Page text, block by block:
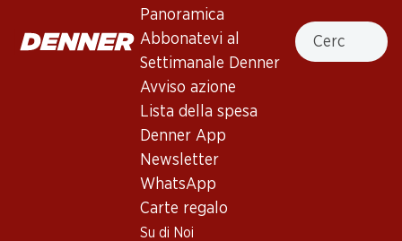
Panoramica
Abbonatevi al
Settimanale Denner
Avviso azione
Lista della spesa
Denner App
Newsletter
WhatsApp
Carte regalo
Su di Noi
Cercare
Bottiglia: 7.95
Landhaus Paul Zweigelt
Bottiglia: 9.95
Schloss Bockfliess Zweigelt
4 Prodotti